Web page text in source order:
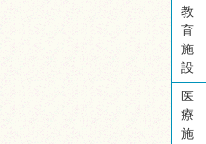
教
育
施
設
医
療
施